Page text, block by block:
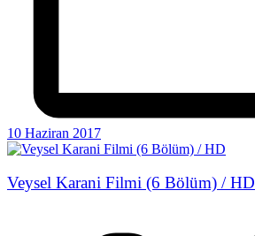
10 Haziran 2017
Veysel Karani Filmi (6 Bölüm) / HD